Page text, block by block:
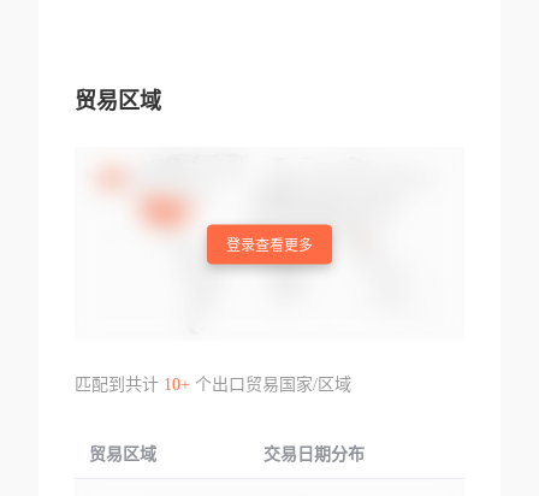
贸易区域
登录查看更多
匹配到共计 10+个出口贸易国家/区域
贸易区域 交易日期分布